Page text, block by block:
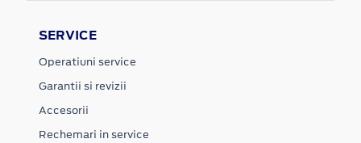
SERVICE
Operatiuni service
Garantii si revizii
Accesorii
Rechemari in service